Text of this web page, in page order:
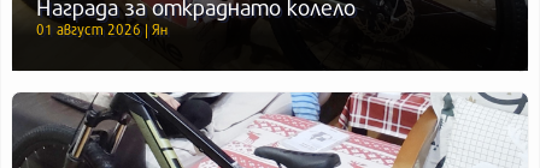
Награда за откраднато колело
01 август 2026 | Ян